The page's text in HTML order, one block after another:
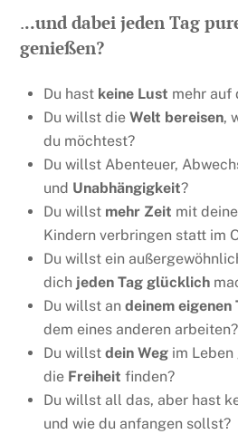
...und dabei jeden Tag
genießen?
Du hast keine Lust mehr auf
Du willst die Welt bereisen,
du möchtest?
Du willst Abenteuer,
und Unabhängigkeit?
Du willst mehr Zeit mit
Kindern verbringen statt im
Du willst ein
dich jeden Tag glücklich
Du willst an deinem eigenen
dem eines anderen arbeiten?
Du willst dein Weg im Leben
die Freiheit finden?
Du willst all das, aber hast
und wie du anfangen sollst?